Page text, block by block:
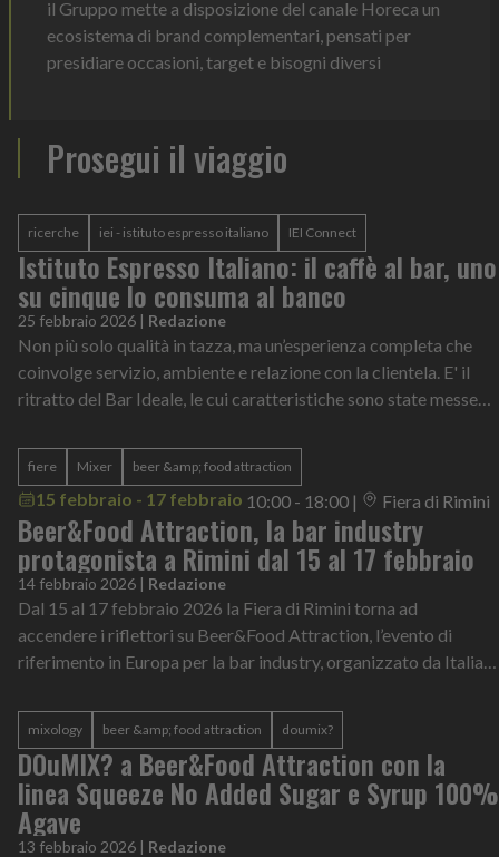
il Gruppo mette a disposizione del canale Horeca un
ecosistema di brand complementari, pensati per
presidiare occasioni, target e bisogni diversi
Prosegui il viaggio
ricerche iei - istituto espresso italiano IEI Connect
Istituto Espresso Italiano: il caffè al bar, uno
su cinque lo consuma al banco
25 febbraio 2026 | Redazione
Non più solo qualità in tazza, ma un’esperienza completa che
coinvolge servizio, ambiente e relazione con la clientela. E' il
ritratto del Bar Ideale, le cui caratteristiche sono state messe
fiere Mixer beer &amp; food attraction
15 febbraio - 17 febbraio 10:00 - 18:00 | Fiera di Rimini
Beer&Food Attraction, la bar industry
protagonista a Rimini dal 15 al 17 febbraio
14 febbraio 2026 | Redazione
Dal 15 al 17 febbraio 2026 la Fiera di Rimini torna ad
accendere i riflettori su Beer&Food Attraction, l’evento di
riferimento in Europa per la bar industry, organizzato da Italian
mixology beer &amp; food attraction doumix?
DOuMIX? a Beer&Food Attraction con la
linea Squeeze No Added Sugar e Syrup 100%
Agave
13 febbraio 2026 | Redazione